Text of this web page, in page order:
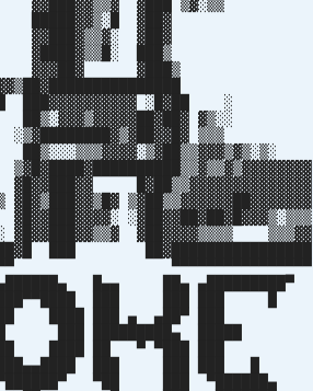
▓███ ▒▓░▒▒
█████▓▓▒░█ ▓██▓
▓██▓
▓████▓▒▒█░ ███▒
▓▓▓██▓ ▓███▒
███▓▓▓▓▓▓▓▓▓▓ ░█▓██ ░
██▒░▓▓▓▒▓▓▓▓▓██▓██▓ ▓▒░░
░▒▓████████▓▒▓██▓▓█▓ ▒▒▒
█▓██▒▒▓▓▓▓▓▓▓▓▓▓▓▓▓▓
▒▓██▒▒▓▓▓▓▓▓██▓▓▓▓▓▓▓
░▓██▓▓██▓██▓█▓▓▓▒░▒▒▒
▓██▓▓▓▓▒▒▒▒ ▒▒▒▓▓
███ ██▓████████████████
▀▀▀▀▀▀▀▀▀▀▀▀▀▀▀▀
▄██████▄ █▄▄ ██▄ ▄█████████▀
███ ███ ███ █
███ ▄ ▄██▀ ███
█████████▄ █████
██ ▀ ▀███ ███
███ ███ ███ █
▀██ ███ ▀██████▄